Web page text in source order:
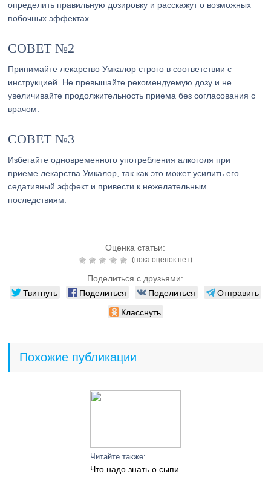
определить правильную дозировку и расскажут о возможных
побочных эффектах.
СОВЕТ №2
Принимайте лекарство Умкалор строго в соответствии с
инструкцией. Не превышайте рекомендуемую дозу и не
увеличивайте продолжительность приема без согласования с
врачом.
СОВЕТ №3
Избегайте одновременного употребления алкоголя при
приеме лекарства Умкалор, так как это может усилить его
седативный эффект и привести к нежелательным
последствиям.
Оценка статьи:
(пока оценок нет)
Поделиться с друзьями:
Твитнуть Поделиться Поделиться
Отправить
Класснуть
Похожие публикации
Читайте также:
Что надо знать о сыпи